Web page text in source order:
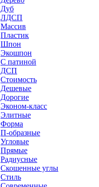
Дуб
ЛДСП
Массив
Пластик
Шпон
Экошпон
С патиной
ДСП
Стоимость
Дешевые
Дорогие
Эконом-класс
Элитные
Форма
П-образные
Угловые
Прямые
Радиусные
Скошенные углы
Стиль